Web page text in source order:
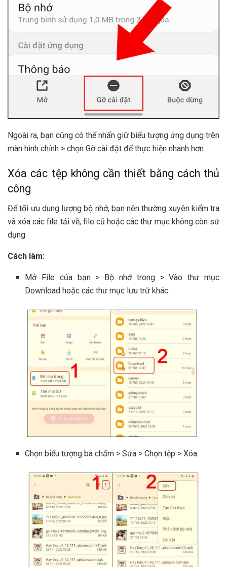
Ngoài ra, bạn cũng có thể nhấn giữ biểu tượng ứng dụng trên
màn hình chính > chọn Gỡ cài đặt để thực hiện nhanh hơn.
Xóa các tệp không cần thiết bằng cách thủ
công
Để tối ưu dung lượng bộ nhớ, bạn nên thường xuyên kiểm tra
và xóa các file tải về, file cũ hoặc các thư mục không còn sử
dụng.
Cách làm:
Mở File của bạn > Bộ nhớ trong > Vào thư mục
Download hoặc các thư mục lưu trữ khác.
Chọn biểu tượng ba chấm > Sửa > Chọn tệp > Xóa.